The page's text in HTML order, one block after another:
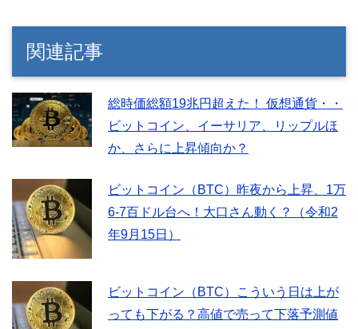
関連記事
総時価総額19兆円超えた！ 仮想通貨・・
ビットコイン、イーサリア、リップルほ
か、さらに上昇傾向か？
ビットコイン（BTC）昨夜から上昇、1万
6-7百ドル台へ！大口さん動く？（令和2
年9月15日）
ビットコイン（BTC）こういう日は上が
っても下がる？高値で売って下落予測値